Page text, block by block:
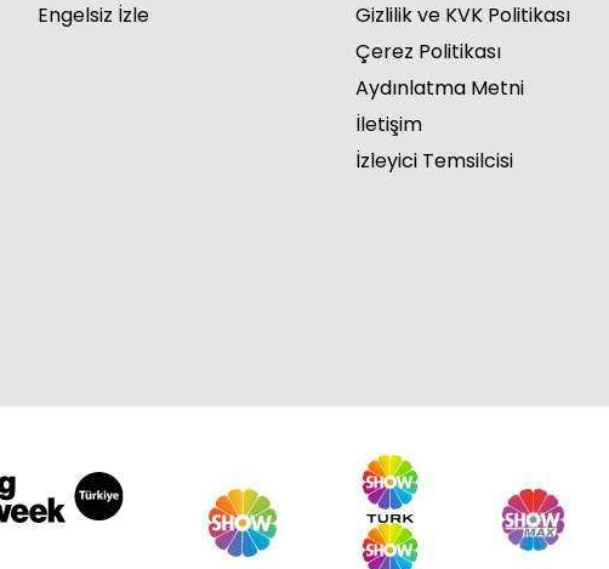
Engelsiz İzle
Gizlilik ve KVK Politikası
Çerez Politikası
Aydınlatma Metni
İletişim
İzleyici Temsilcisi